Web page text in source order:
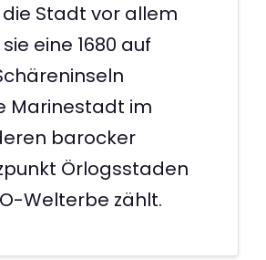
Stadt vor allem
eine 1680 auf
Marinestadt im
barocker
Örlogsstaden
Welterbe zählt.